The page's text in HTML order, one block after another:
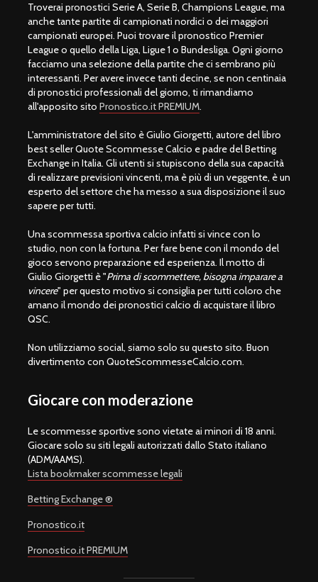
Troverai pronostici Serie A, Serie B, Champions League, ma
anche tante partite di campionati nordici o dei maggiori
campionati europei. Puoi trovare il pronostico Premier
League o quello della Liga, Ligue 1 o Bundesliga. Ogni giorno
facciamo una selezione della partite che ci sembrano più
interessanti. Per avere invece tanti decine, se non centinaia
di pronostici professionali del giorno, ti rimandiamo
all'apposito sito Pronostico.it PREMIUM.
L'amministratore del sito è Giulio Giorgetti, autore del libro
best seller Quote Scommesse Calcio e padre del Betting
Exchange in Italia. Gli utenti si stupiscono della sua capacità
di realizzare previsioni vincenti, ma è più di un veggente, è un
esperto del settore che ha messo a sua disposizione il suo
sapere per tutti.
Una scommessa sportiva calcio infatti si vince con lo
studio, non con la fortuna. Per fare bene con il mondo del
gioco servono preparazione ed esperienza. Il motto di
Giulio Giorgetti è "Prima di scommettere, bisogna imparare a
vincere" per questo motivo si consiglia per tutti coloro che
amano il mondo dei pronostici calcio di acquistare il libro
QSC.
Non utilizziamo social, siamo solo su questo sito. Buon
divertimento con QuoteScommesseCalcio.com.
Giocare con moderazione
Le scommesse sportive sono vietate ai minori di 18 anni.
Giocare solo su siti legali autorizzati dallo Stato italiano
(ADM/AAMS).
Lista bookmaker scommesse legali
Betting Exchange ®
Pronostico.it
Pronostico.it PREMIUM